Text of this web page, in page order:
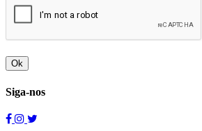
Ok
Siga-nos